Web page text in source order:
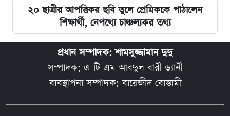
২০ ছাত্রীর আপত্তিকর ছবি তুলে প্রেমিককে পাঠালেন
শিক্ষার্থী, নেপথ্যে চাঞ্চল্যকর তথ্য
প্রধান সম্পাদক: শামসুজ্জামান দুদু
সম্পাদক: এ টি এম আবদুল বারী ড্যানী
ব্যবস্থাপনা সম্পাদক: বায়েজীদ বোস্তামী